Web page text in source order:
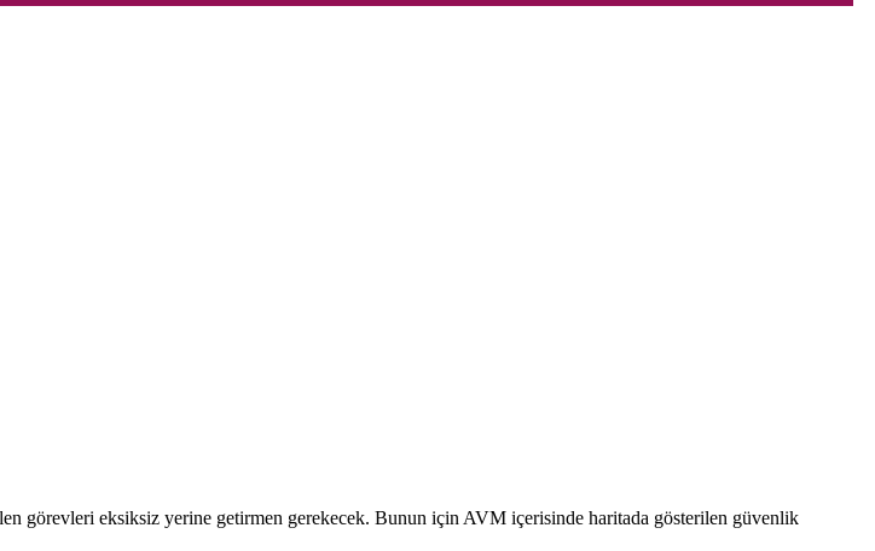
görevleri eksiksiz yerine getirmen gerekecek. Bunun için AVM içerisinde haritada gösterilen güvenlik